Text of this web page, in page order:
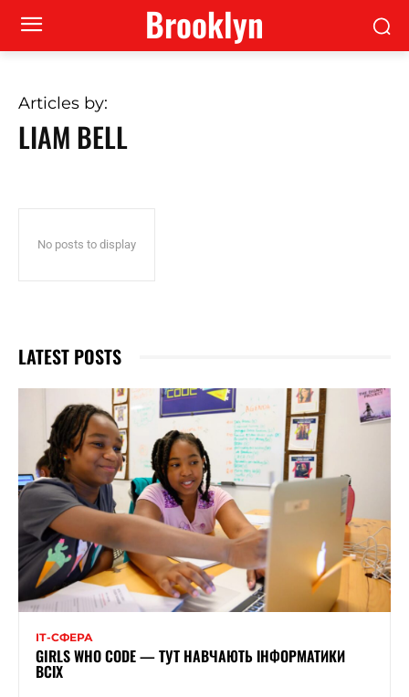
Brooklyn
Articles by:
LIAM BELL
No posts to display
LATEST POSTS
ІТ-СФЕРА
GIRLS WHO CODE — ТУТ НАВЧАЮТЬ ІНФОРМАТИКИ
ВСІХ